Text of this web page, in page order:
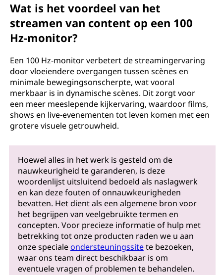
Wat is het voordeel van het
streamen van content op een 100
Hz-monitor?
Een 100 Hz-monitor verbetert de streamingervaring
door vloeiendere overgangen tussen scènes en
minimale bewegingsonscherpte, wat vooral
merkbaar is in dynamische scènes. Dit zorgt voor
een meer meeslepende kijkervaring, waardoor films,
shows en live-evenementen tot leven komen met een
grotere visuele getrouwheid.
Hoewel alles in het werk is gesteld om de
nauwkeurigheid te garanderen, is deze
woordenlijst uitsluitend bedoeld als naslagwerk
en kan deze fouten of onnauwkeurigheden
bevatten. Het dient als een algemene bron voor
het begrijpen van veelgebruikte termen en
concepten. Voor precieze informatie of hulp met
betrekking tot onze producten raden we u aan
onze specialeondersteuningssitete bezoeken,
waar ons team direct beschikbaar is om
eventuele vragen of problemen te behandelen.